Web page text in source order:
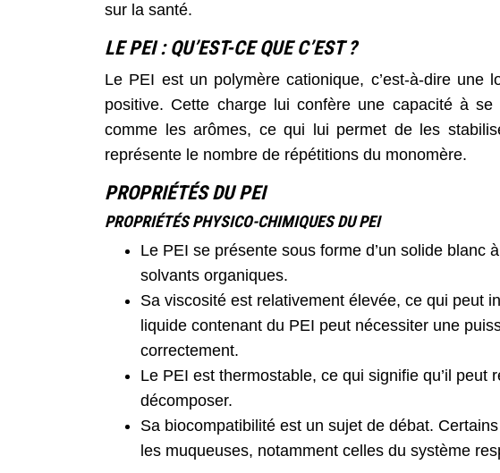
sur la santé.
LE PEI : QU’EST-CE QUE C’EST ?
Le PEI est un polymère cationique, c’est-à-dire une
positive. Cette charge lui confère une capacité à
comme les arômes, ce qui lui permet de les
représente le nombre de répétitions du monomère.
PROPRIÉTÉS DU PEI
PROPRIÉTÉS PHYSICO-CHIMIQUES DU PEI
Le PEI se présente sous forme d’un solide blanc
solvants organiques.
Sa viscosité est relativement élevée, ce qui peut
liquide contenant du PEI peut nécessiter une
correctement.
Le PEI est thermostable, ce qui signifie qu’il
décomposer.
Sa biocompatibilité est un sujet de débat.
les muqueuses, notamment celles du système